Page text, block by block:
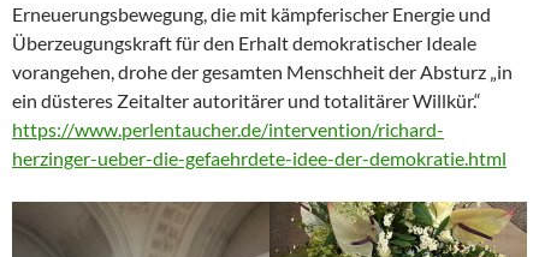
Erneuerungsbewegung, die mit kämpferischer Energie und
Überzeugungskraft für den Erhalt demokratischer Ideale
vorangehen, drohe der gesamten Menschheit der Absturz „in
ein düsteres Zeitalter autoritärer und totalitärer Willkür.“
https://www.perlentaucher.de/intervention/richard-
herzinger-ueber-die-gefaehrdete-idee-der-demokratie.html